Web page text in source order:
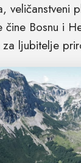
veličanstveni
čine Bosnu i
za ljubitelje